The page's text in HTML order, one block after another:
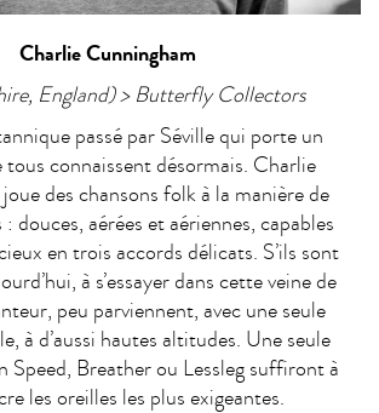
Charlie Cunningham
England) > Butterfly Collectors
passé par Séville qui porte un
tous connaissent désormais. Charlie
des chansons folk à la manière de
douces, aérées et aériennes, capables
en trois accords délicats. S’ils sont
à s’essayer dans cette veine de
peu parviennent, avec une seule
à d’aussi hautes altitudes. Une seule
Speed, Breather ou Lessleg suffiront à
les oreilles les plus exigeantes.